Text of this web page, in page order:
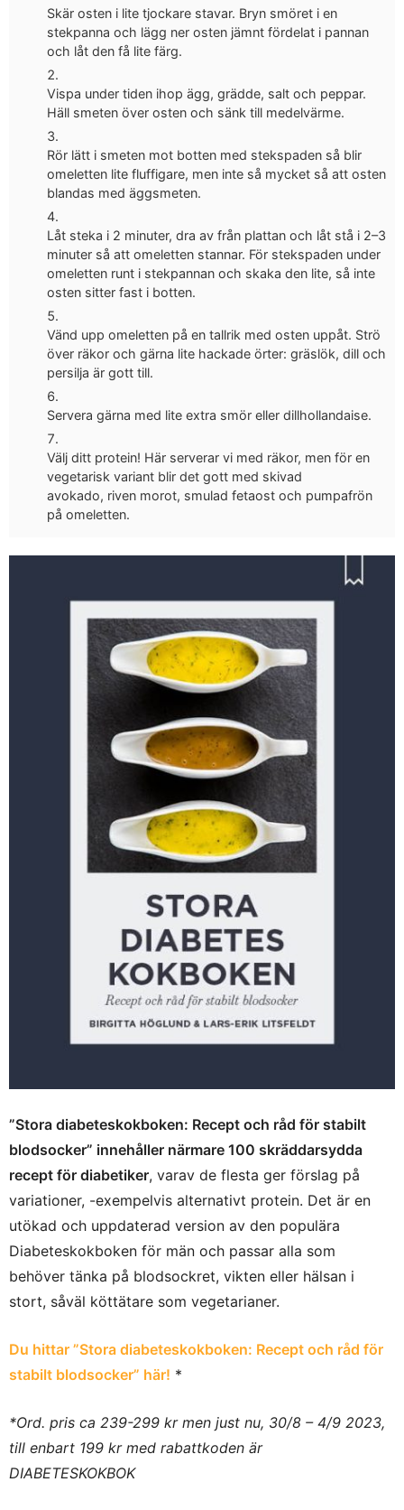
Skär osten i lite tjockare stavar. Bryn smöret i en
stekpanna och lägg ner osten jämnt fördelat i pannan
och låt den få lite färg.
Vispa under tiden ihop ägg, grädde, salt och peppar.
Häll smeten över osten och sänk till medelvärme.
Rör lätt i smeten mot botten med stekspaden så blir
omeletten lite fluffigare, men inte så mycket så att osten
blandas med äggsmeten.
Låt steka i 2 minuter, dra av från plattan och låt stå i 2–3
minuter så att omeletten stannar. För stekspaden under
omeletten runt i stekpannan och skaka den lite, så inte
osten sitter fast i botten.
Vänd upp omeletten på en tallrik med osten uppåt. Strö
över räkor och gärna lite hackade örter: gräslök, dill och
persilja är gott till.
Servera gärna med lite extra smör eller dillhollandaise.
Välj ditt protein! Här serverar vi med räkor, men för en
vegetarisk variant blir det gott med skivad
avokado, riven morot, smulad fetaost och pumpafrön
på omeletten.
”Stora diabeteskokboken: Recept och råd för stabilt
blodsocker” innehåller närmare 100 skräddarsydda
recept för diabetiker, varav de flesta ger förslag på
variationer, -exempelvis alternativt protein. Det är en
utökad och uppdaterad version av den populära
Diabeteskokboken för män och passar alla som
behöver tänka på blodsockret, vikten eller hälsan i
stort, såväl köttätare som vegetarianer.
Du hittar ”Stora diabeteskokboken: Recept och råd för
stabilt blodsocker” här! *
*Ord. pris ca 239-299 kr men just nu, 30/8 – 4/9 2023,
till enbart 199 kr med rabattkoden är
DIABETESKOKBOK